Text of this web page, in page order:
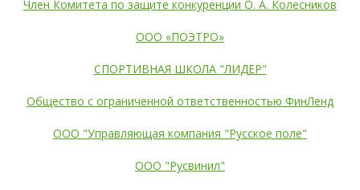
Член Комитета по защите конкуренции О. А. Колесников
ООО «ПОЭТРО»
СПОРТИВНАЯ ШКОЛА "ЛИДЕР"
Общество с ограниченной ответственностью ФинЛенд
ООО "Управляющая компания "Русское поле"
ООО "Русвинил"